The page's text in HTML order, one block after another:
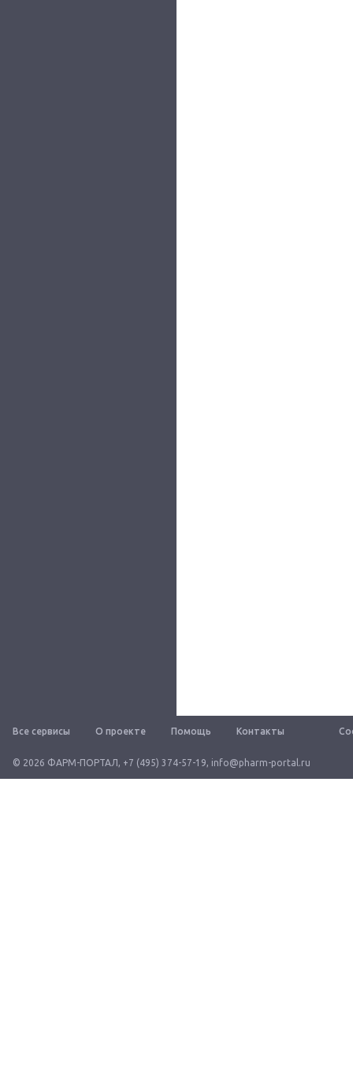
Все сервисы О проекте Помощь Контакты
© 2026 ФАРМ-ПОРТАЛ, +7 (495) 374-57-19, info@pharm-portal.ru